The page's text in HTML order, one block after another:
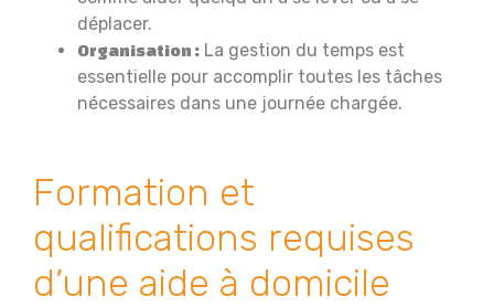
déplacer.
Organisation : La gestion du temps est
essentielle pour accomplir toutes les tâches
nécessaires dans une journée chargée.
Formation et
qualifications requises
d’une aide à domicile